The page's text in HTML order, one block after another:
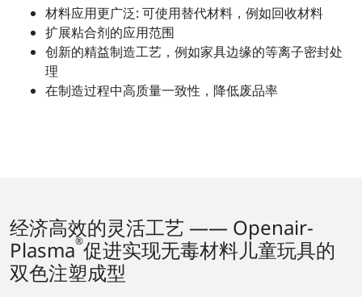
材料应用更广泛: 可使用替代材料，例如回收材料
扩展粘合剂的应用范围
创新的精益制造工艺，例如家具边缘的等离子密封处
理
在制造过程中高质量一致性，降低废品率
经济高效的灵活工艺 —— Openair-
Plasma®促进实现无毒材料儿童玩具的
双色注塑成型